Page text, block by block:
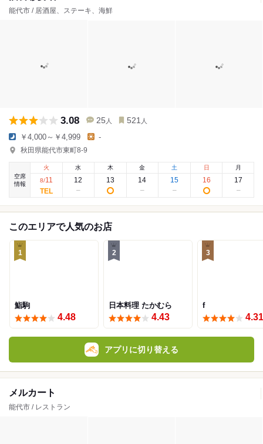
能代市 / 居酒屋、ステーキ、海鮮
3.08 25 人 521 人
￥4,000～￥4,999 -
秋田県能代市東町8-9
空席
情報
火
8/11
水
12
木
13
金
14
土
15
日
16
月
17
このエリアで人気のお店
1
鮨駒
4.48
2
日本料理 たかむら
4.43
3
f
4.31
アプリに切り替える
メルカート
能代市 / レストラン